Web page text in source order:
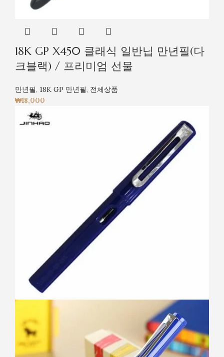
18K GP X450 클래식 일반닙 만년필(다
크블랙) / 프리미엄 선물
만년필, 18K GP 만년필, 전체상품
₩18,000